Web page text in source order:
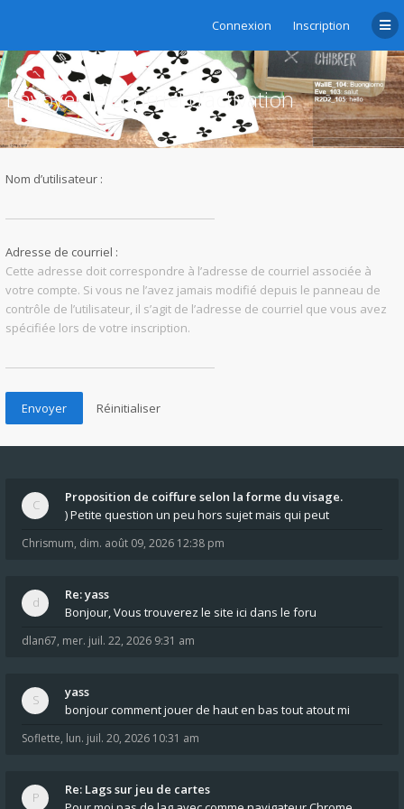
Connexion Inscription
Envoyer le courriel d’activation
Nom d’utilisateur :
Adresse de courriel :
Cette adresse doit correspondre à l’adresse de courriel associée à
votre compte. Si vous ne l’avez jamais modifié depuis le panneau de
contrôle de l’utilisateur, il s’agit de l’adresse de courriel que vous avez
spécifiée lors de votre inscription.
Proposition de coiffure selon la forme du visage.
) Petite question un peu hors sujet mais qui peut
Chrismum, dim. août 09, 2026 12:38 pm
Re: yass
Bonjour, Vous trouverez le site ici dans le foru
dlan67, mer. juil. 22, 2026 9:31 am
yass
bonjour comment jouer de haut en bas tout atout mi
Soflette, lun. juil. 20, 2026 10:31 am
Re: Lags sur jeu de cartes